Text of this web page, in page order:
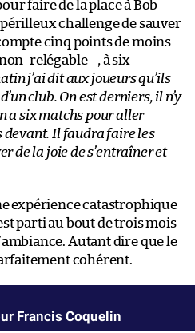
faire de la place à Bob
challenge de sauver
cinq points de moins
relégable –, à six
j’ai dit aux joueurs qu’ils
club. On est derniers, il n’y
a six matchs pour aller
devant. Il faudra faire les
de la joie de s’entraîner et
expérience catastrophique
parti au bout de trois mois
Autant dire que le
cohérent.
Francis Coquelin